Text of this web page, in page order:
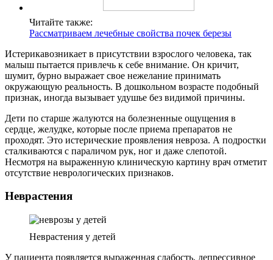
Читайте также:
Рассматриваем лечебные свойства почек березы
Истерикавозникает в присутствии взрослого человека, так
малыш пытается привлечь к себе внимание. Он кричит,
шумит, бурно выражает свое нежелание принимать
окружающую реальность. В дошкольном возрасте подобный
признак, иногда вызывает удушье без видимой причины.
Дети по старше жалуются на болезненные ощущения в
сердце, желудке, которые после приема препаратов не
проходят. Это истерические проявления невроза. А подростки
сталкиваются с параличом рук, ног и даже слепотой.
Несмотря на выраженную клиническую картину врач отметит
отсутствие неврологических признаков.
Неврастения
Неврастения у детей
У пациента появляется выраженная слабость, депрессивное